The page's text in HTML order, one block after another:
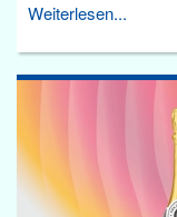
Weiterlesen...